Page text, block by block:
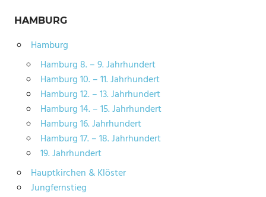
HAMBURG
Hamburg
Hamburg 8. – 9. Jahrhundert
Hamburg 10. – 11. Jahrhundert
Hamburg 12. – 13. Jahrhundert
Hamburg 14. – 15. Jahrhundert
Hamburg 16. Jahrhundert
Hamburg 17. – 18. Jahrhundert
19. Jahrhundert
Hauptkirchen & Klöster
Jungfernstieg